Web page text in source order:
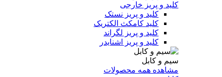
کلید و پریز خارجی
کلید و پریز نستک
کلید کامکث الکتریک
کلید و پریز لگراند
کلید و پریز اشنایدر
سیم و کابل
مشاهده همه محصولات